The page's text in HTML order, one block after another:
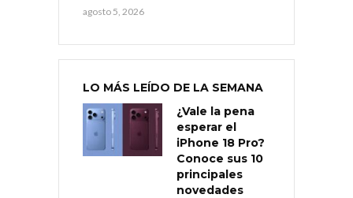
agosto 5, 2026
LO MÁS LEÍDO DE LA SEMANA
¿Vale la pena
esperar el
iPhone 18 Pro?
Conoce sus 10
principales
novedades